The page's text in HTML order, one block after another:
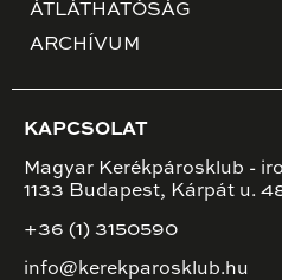
ÁTLÁTHATÓSÁG
ARCHÍVUM
KAPCSOLAT
Magyar Kerékpárosklub -
1133 Budapest, Kárpát u.
+36 (1) 3150590
info@kerekparosklub.hu